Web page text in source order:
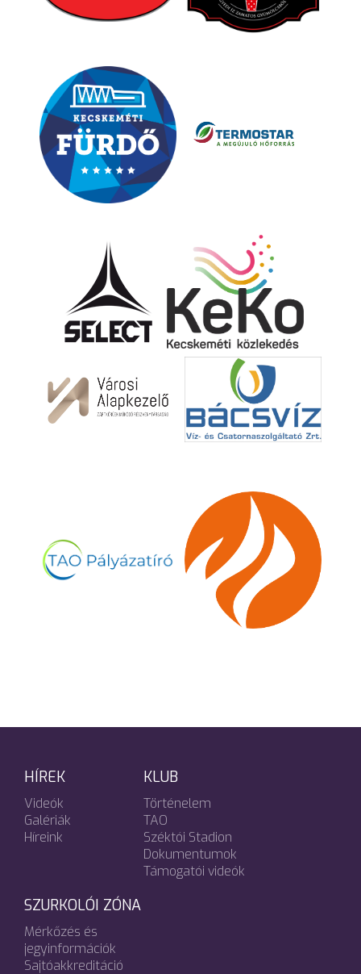
HÍREK
Videók
Galériák
Híreink
KLUB
Történelem
TAO
Széktói Stadion
Dokumentumok
Támogatói videók
SZURKOLÓI ZÓNA
Mérkőzés és
jegyinformációk
Sajtóakkreditáció